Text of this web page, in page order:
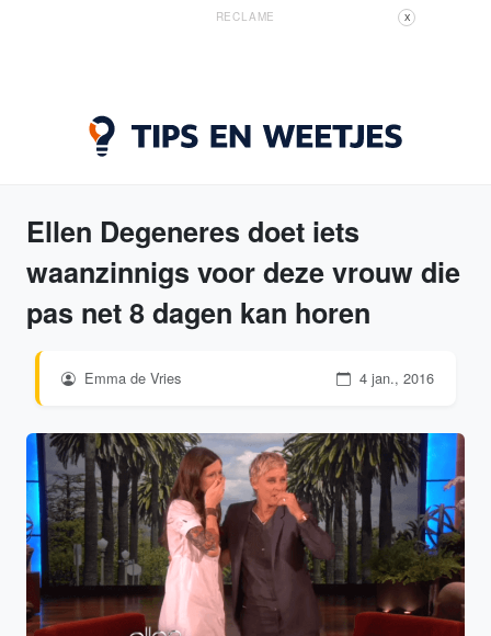
RECLAME X
Ellen Degeneres doet iets
waanzinnigs voor deze vrouw die
pas net 8 dagen kan horen
Emma de Vries 4 jan., 2016